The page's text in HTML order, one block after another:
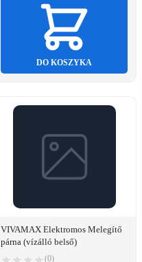
DO KOSZYKA
VIVAMAX Elektromos Melegítő
párna (vízálló belső)
(0)